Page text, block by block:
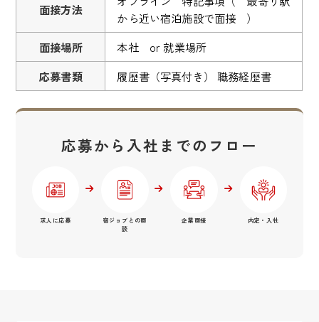
面接方法
から近い宿泊施設で面接 ）
面接場所
本社 or 就業場所
応募書類
履歴書（写真付き） 職務経歴書
応募から入社までのフロー
求人に応募
宿ジョブとの面
談
企業面接 内定・入社